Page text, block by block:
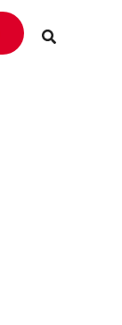
Zoeken